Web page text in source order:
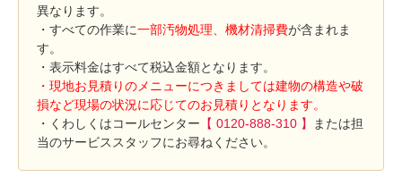
異なります。
・すべての作業に一部汚物処理、機材清掃費が含まれま
す。
・表示料金はすべて税込金額となります。
・現地お見積りのメニューにつきましては建物の構造や破
損など現場の状況に応じてのお見積りとなります。
・くわしくはコールセンター 【 0120-888-310 】
または担
当のサービススタッフにお尋ねください。